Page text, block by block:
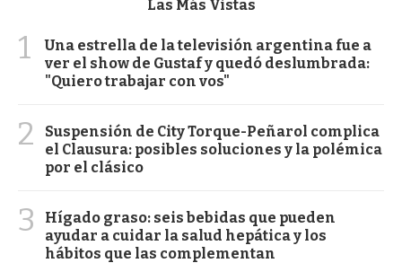
Las Más Vistas
1
Una estrella de la televisión argentina fue a
ver el show de Gustaf y quedó deslumbrada:
"Quiero trabajar con vos"
2
Suspensión de City Torque-Peñarol complica
el Clausura: posibles soluciones y la polémica
por el clásico
3
Hígado graso: seis bebidas que pueden
ayudar a cuidar la salud hepática y los
hábitos que las complementan